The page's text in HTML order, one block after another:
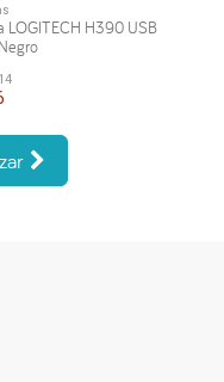
LOGITECH H390 USB